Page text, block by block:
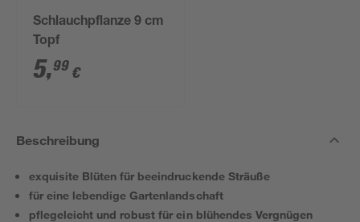
Schlauchpflanze 9 cm
Topf
5,99 €
Beschreibung
exquisite Blüten für beeindruckende Sträuße
für eine lebendige Gartenlandschaft
pflegeleicht und robust für ein blühendes Vergnügen